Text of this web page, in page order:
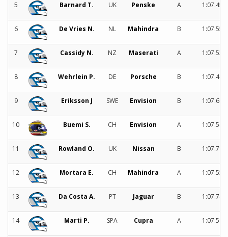
5 Barnard T. UK Penske A 1:07.459
6 De Vries N. NL Mahindra B 1:07.551
7 Cassidy N. NZ Maserati A 1:07.533
8 Wehrlein P. DE Porsche B 1:07.496
9 Eriksson J SWE Envision B 1:07.684
10 Buemi S. CH Envision A 1:07.544
11 Rowland O. UK Nissan B 1:07.712
12 Mortara E. CH Mahindra A 1:07.553
13 Da Costa A. PT Jaguar B 1:07.748
14 Marti P. SPA Cupra A 1:07.596